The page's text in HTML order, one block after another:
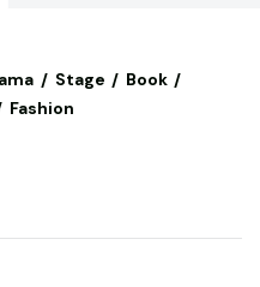
Stage
Book
Fashion